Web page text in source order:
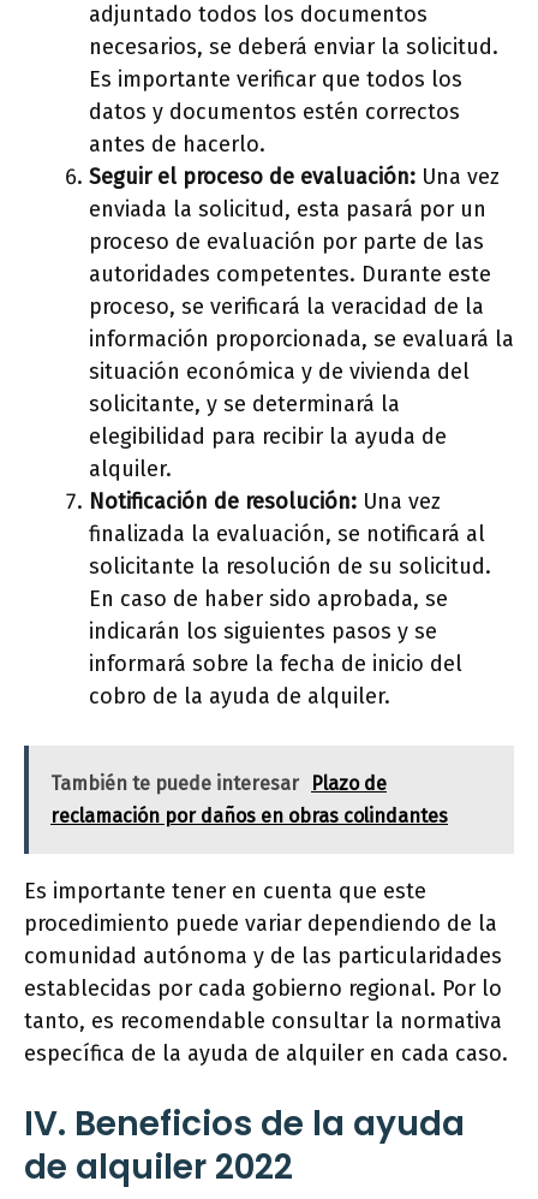
adjuntado todos los documentos
necesarios, se deberá enviar la solicitud.
Es importante verificar que todos los
datos y documentos estén correctos
antes de hacerlo.
Seguir el proceso de evaluación: Una vez
enviada la solicitud, esta pasará por un
proceso de evaluación por parte de las
autoridades competentes. Durante este
proceso, se verificará la veracidad de la
información proporcionada, se evaluará la
situación económica y de vivienda del
solicitante, y se determinará la
elegibilidad para recibir la ayuda de
alquiler.
Notificación de resolución: Una vez
finalizada la evaluación, se notificará al
solicitante la resolución de su solicitud.
En caso de haber sido aprobada, se
indicarán los siguientes pasos y se
informará sobre la fecha de inicio del
cobro de la ayuda de alquiler.
También te puede interesar
Plazo de
reclamación por daños en obras colindantes
Es importante tener en cuenta que este
procedimiento puede variar dependiendo de la
comunidad autónoma y de las particularidades
establecidas por cada gobierno regional. Por lo
tanto, es recomendable consultar la normativa
específica de la ayuda de alquiler en cada caso.
IV. Beneficios de la ayuda
de alquiler 2022